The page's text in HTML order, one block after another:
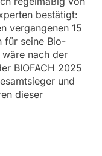
bestätigt:
vergangenen 15
für seine Bio-
nach der
BIOFACH 2025
und
dieser